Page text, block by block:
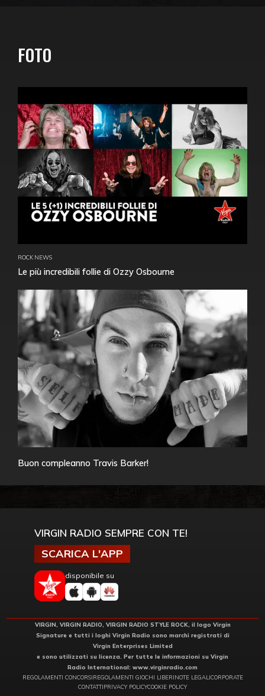
FOTO
ROCK NEWS
Le più incredibili follie di Ozzy Osbourne
Buon compleanno Travis Barker!
VIRGIN RADIO SEMPRE CON TE!
SCARICA L'APP
disponibile su
VIRGIN, VIRGIN RADIO, VIRGIN RADIO STYLE ROCK, il logo Virgin
Signature e tutti i loghi Virgin Radio sono marchi registrati di
Virgin Enterprises Limited
e sono utilizzati su licenza. Per tutte le informazioni su Virgin
Radio International: www.virginradio.com
REGOLAMENTI CONCORSIREGOLAMENTI GIOCHI LIBERINOTE LEGALICORPORATE
CONTATTIPRIVACY POLICYCOOKIE POLICY